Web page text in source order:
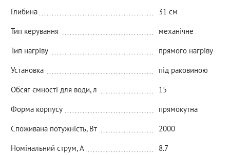
Глибина
31 см
Тип керування
механічне
Тип нагріву
прямого нагріву
Установка
під раковиною
Обсяг ємності для води, л
15
Форма корпусу
прямокутна
Споживана потужність, Вт
2000
Номінальний струм, A
8.7